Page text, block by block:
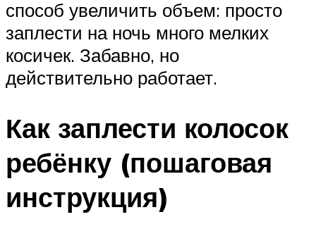
способ увеличить объем: просто
заплести на ночь много мелких
косичек. Забавно, но
действительно работает.
Как заплести колосок
ребёнку (пошаговая
инструкция)